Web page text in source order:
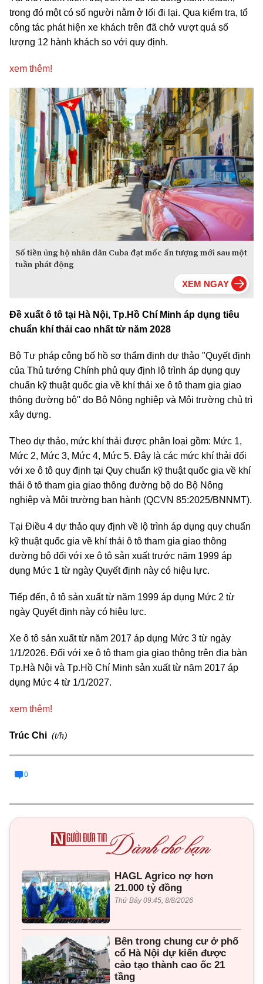
trong đó một có số người nằm ở lối đi lại. Qua kiểm tra, tổ
công tác phát hiện xe khách trên đã chở vượt quá số
lượng 12 hành khách so với quy định.
xem thêm!
Số tiền ủng hộ nhân dân Cuba đạt mốc ấn tượng mới sau một
tuần phát động
Đề xuất ô tô tại Hà Nội, Tp.Hồ Chí Minh áp dụng tiêu
chuẩn khí thải cao nhất từ năm 2028
Bộ Tư pháp công bố hồ sơ thẩm định dự thảo "Quyết định
của Thủ tướng Chính phủ quy định lộ trình áp dụng quy
chuẩn kỹ thuật quốc gia về khí thải xe ô tô tham gia giao
thông đường bộ" do Bộ Nông nghiệp và Môi trường chủ trì
xây dựng.
Theo dự thảo, mức khí thải được phân loại gồm: Mức 1,
Mức 2, Mức 3, Mức 4, Mức 5. Đây là các mức khí thải đối
với xe ô tô quy định tại Quy chuẩn kỹ thuật quốc gia về khí
thải ô tô tham gia giao thông đường bộ do Bộ Nông
nghiệp và Môi trường ban hành (QCVN 85:2025/BNNMT).
Tại Điều 4 dự thảo quy định về lộ trình áp dụng quy chuẩn
kỹ thuật quốc gia về khí thải ô tô tham gia giao thông
đường bộ đối với xe ô tô sản xuất trước năm 1999 áp
dụng Mức 1 từ ngày Quyết định này có hiệu lực.
Tiếp đến, ô tô sản xuất từ năm 1999 áp dụng Mức 2 từ
ngày Quyết định này có hiệu lực.
Xe ô tô sản xuất từ năm 2017 áp dụng Mức 3 từ ngày
1/1/2026. Đối với xe ô tô tham gia giao thông trên địa bàn
Tp.Hà Nội và Tp.Hồ Chí Minh sản xuất từ năm 2017 áp
dụng Mức 4 từ 1/1/2027.
xem thêm!
Trúc Chi (t/h)
0
HAGL Agrico nợ hơn
21.000 tỷ đồng
Thứ Bảy 09:45, 8/8/2026
Bên trong chung cư ở phố
cổ Hà Nội dự kiến được
cảo tạo thành cao ốc 21
tầng